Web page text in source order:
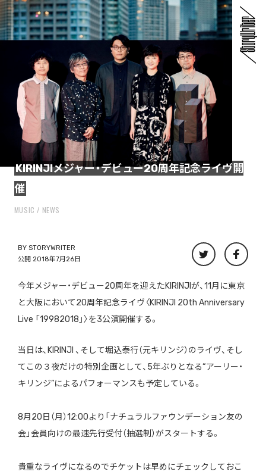
KIRINJIメジャー・デビュー20周年記念ライヴ開
催
MUSIC NEWS
BY STORYWRITER
公開 2018年7月26日
今年メジャー・デビュー20周年を迎えたKIRINJI が、11月に東京
と大阪において20周年記念ライヴ〈KIRINJI 20th Anniversary
Live 「 19982018 」〉を3公演開催する。
当日は、 KIRINJI 、そして堀込泰行（元キリンジ）のライヴ、そし
てこの３夜だけの特別企画として、 5年ぶりとなる“アーリー・
キリンジ”によるパフォーマンスも予定している。
8月 20 日（月）12:00より「ナチュラルファウンデーション友の
会」会員向けの最速先行受付（抽選制）がスタートする。
貴重なライヴになるのでチケットは早めにチェックしておこ